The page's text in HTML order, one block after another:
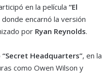
en la película “El
donde encarnó la versión
por Ryan Reynolds.
“Secret Headquarters”, en la
como Owen Wilson y